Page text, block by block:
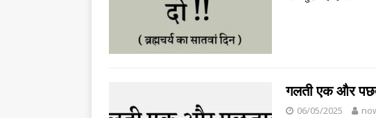
गलती एक और
06/05/2025